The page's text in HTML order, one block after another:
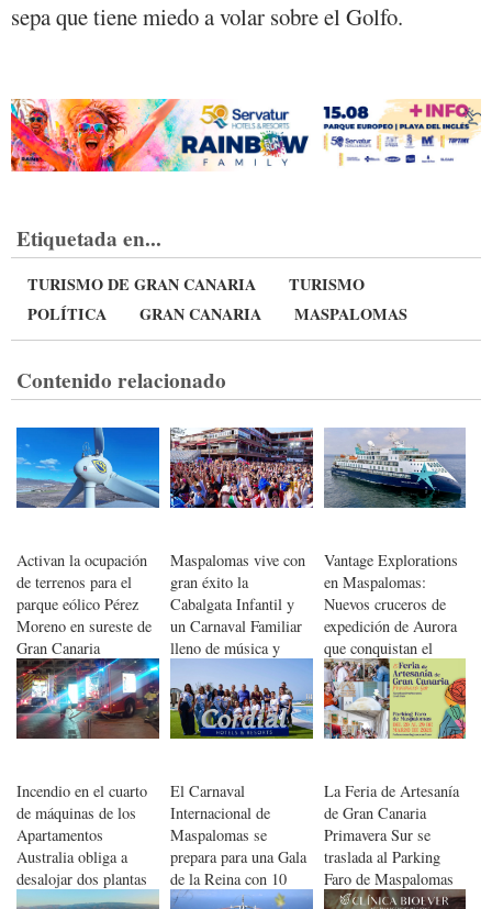
sepa que tiene miedo a volar sobre el Golfo.
Etiquetada en...
TURISMO DE GRAN CANARIA
TURISMO
POLÍTICA
GRAN CANARIA MASPALOMAS
Contenido relacionado
Activan la ocupación
de terrenos para el
parque eólico Pérez
Moreno en sureste de
Gran Canaria
Maspalomas vive con
gran éxito la
Cabalgata Infantil y
un Carnaval Familiar
lleno de música y
Vantage Explorations
en Maspalomas:
Nuevos cruceros de
expedición de Aurora
que conquistan el
litoral de Canarias
Incendio en el cuarto
de máquinas de los
Apartamentos
Australia obliga a
desalojar dos plantas
en Maspalomas
El Carnaval
Internacional de
Maspalomas se
prepara para una Gala
de la Reina con 10
candidatas y el mayor
La Feria de Artesanía
de Gran Canaria
Primavera Sur se
traslada al Parking
Faro de Maspalomas
en su 15ª edición